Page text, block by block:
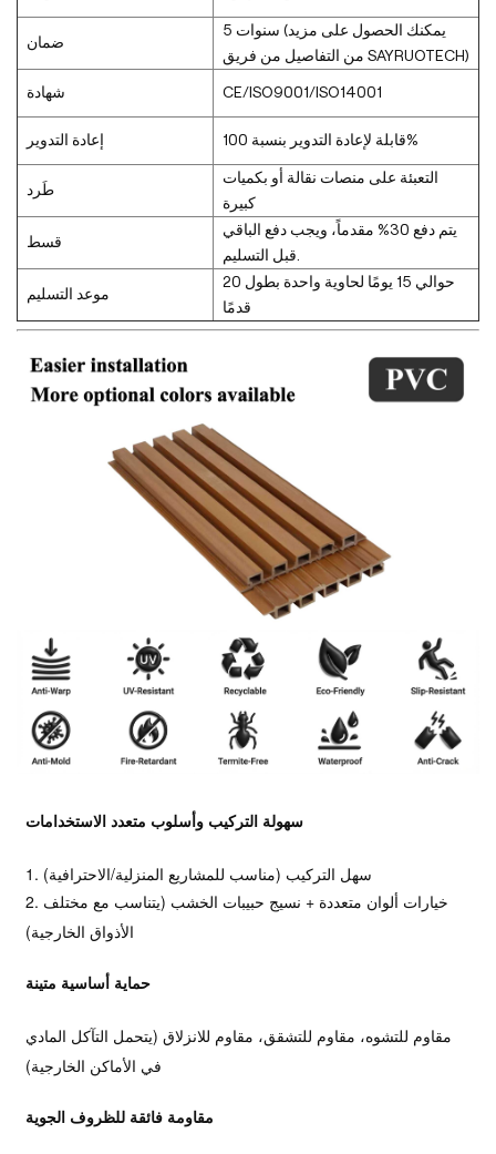
ضمان
5 سنوات (يمكنك الحصول على مزيد
من التفاصيل من فريق SAYRUOTECH)
شهادة CE/ISO9001/ISO14001
إعادة التدوير قابلة لإعادة التدوير بنسبة 100%
طَرد
التعبئة على منصات نقالة أو بكميات
كبيرة
قسط
يتم دفع 30% مقدماً، ويجب دفع الباقي
موعد التسليم
حوالي 15 يومًا لحاوية واحدة بطول 20
قدمًا
سهولة التركيب وأسلوب متعدد الاستخدامات
1. سهل التركيب (مناسب للمشاريع المنزلية/الاحترافية)
2. خيارات ألوان متعددة + نسيج حبيبات الخشب (يتناسب مع مختلف
الأذواق الخارجية)
حماية أساسية متينة
مقاوم للتشوه، مقاوم للتشقق، مقاوم للانزلاق (يتحمل التآكل المادي
في الأماكن الخارجية)
مقاومة فائقة للظروف الجوية